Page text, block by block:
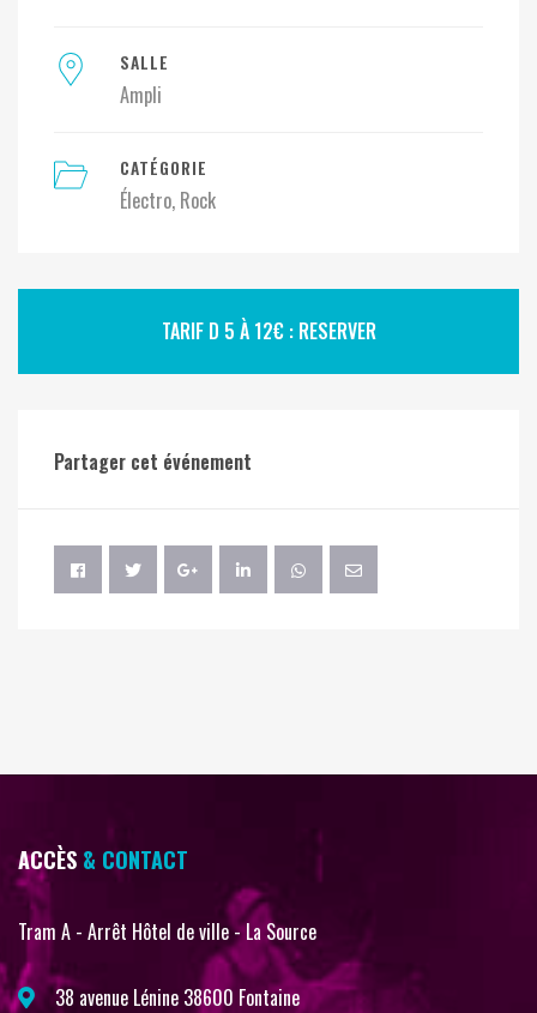
SALLE
Ampli
CATÉGORIE
Électro Rock
TARIF D 5 À 12€ : RESERVER
Partager cet événement
ACCÈS & CONTACT
Tram A - Arrêt Hôtel de ville - La Source
38 avenue Lénine 38600 Fontaine